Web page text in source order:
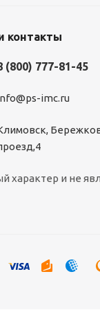
контакты
(800) 777-81-45
imc.ru
характер и не